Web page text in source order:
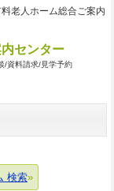
老人ホーム総合ご案内
センター
/資料請求/見学予約
検索